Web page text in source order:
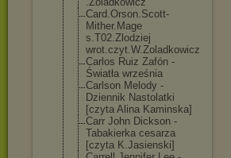
Card.Orson.Scott-
Mither.Mage
s.T02.Zlodziej
wrot.czyt.W.Zo ladkowicz
Carlos Ruiz Zafón -
Światła września
Carlson Melody -
Dziennik Nastolatki
[czyta Alina Kaminska]
Carr John Dickson -
Tabakierka cesarza
[czyta K.Jasienski]